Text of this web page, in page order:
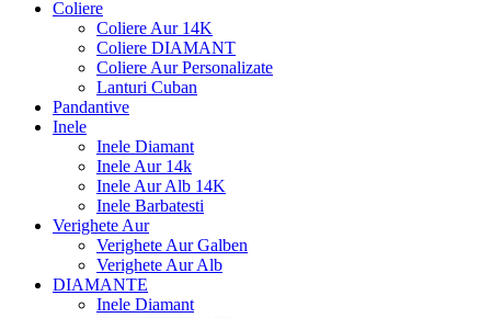
Coliere
Coliere Aur 14K
Coliere DIAMANT
Coliere Aur Personalizate
Lanturi Cuban
Pandantive
Inele
Inele Diamant
Inele Aur 14k
Inele Aur Alb 14K
Inele Barbatesti
Verighete Aur
Verighete Aur Galben
Verighete Aur Alb
DIAMANTE
Inele Diamant